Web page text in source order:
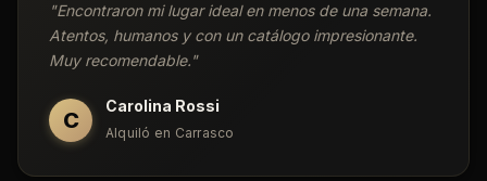
"Encontraron mi lugar ideal en menos de una semana.
Atentos, humanos y con un catálogo impresionante.
Muy recomendable."
C
Carolina Rossi
Alquiló en Carrasco